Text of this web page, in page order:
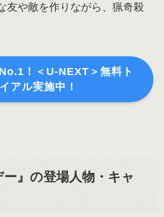
友や敵を作りながら、猟奇殺
！＜U-NEXT＞無料ト
アル実施中！
ー』の登場人物・キャ